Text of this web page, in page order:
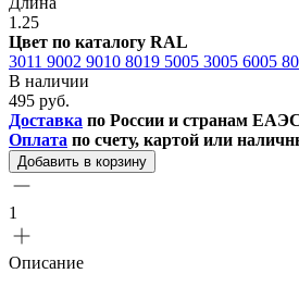
1.25
Цвет по каталогу RAL
3011 9002 9010 8019 5005 3005 6005
В наличии
495 руб.
Доставка по России и странам
Оплата по счету, картой или
Добавить в корзину
1
Описание